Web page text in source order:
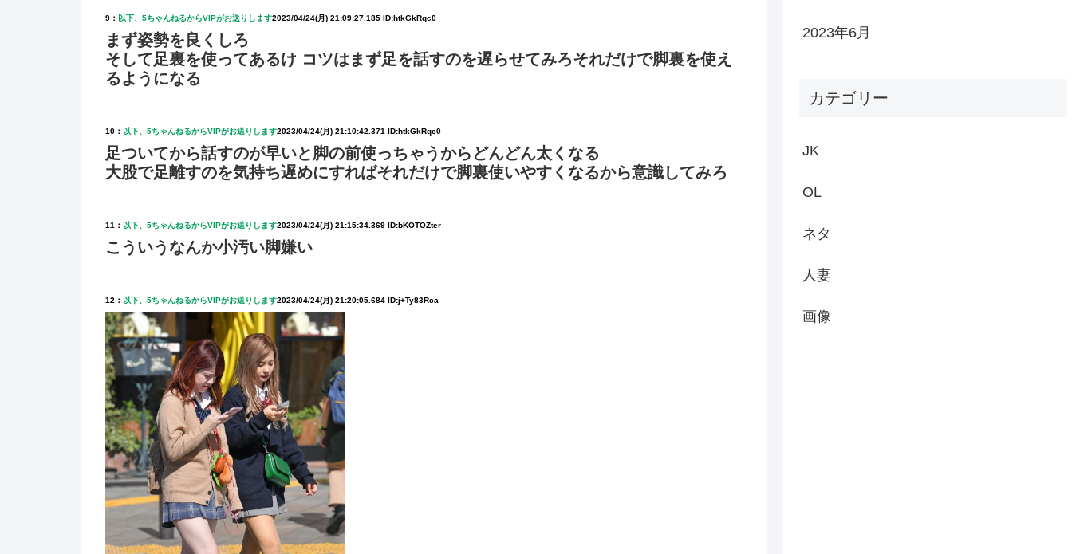
9： 以下、5ちゃんねるからVIPがお送りします2023/04/24(月) 21:09:27.185 ID:htkGkRqc0
まず姿勢を良くしろ
そして足裏を使ってあるけ コツはまず足を話すのを遅らせてみろそれだけで脚裏を使え
るようになる
10： 以下、5ちゃんねるからVIPがお送りします2023/04/24(月) 21:10:42.371 ID:htkGkRqc0
足ついてから話すのが早いと脚の前使っちゃうからどんどん太くなる
大股で足離すのを気持ち遅めにすればそれだけで脚裏使いやすくなるから意識してみろ
11： 以下、5ちゃんねるからVIPがお送りします2023/04/24(月) 21:15:34.369 ID:bKOTOZter
こういうなんか小汚い脚嫌い
12： 以下、5ちゃんねるからVIPがお送りします2023/04/24(月) 21:20:05.684 ID:j+Ty83Rca
2023年6月
カテゴリー
JK
OL
ネタ
人妻
画像